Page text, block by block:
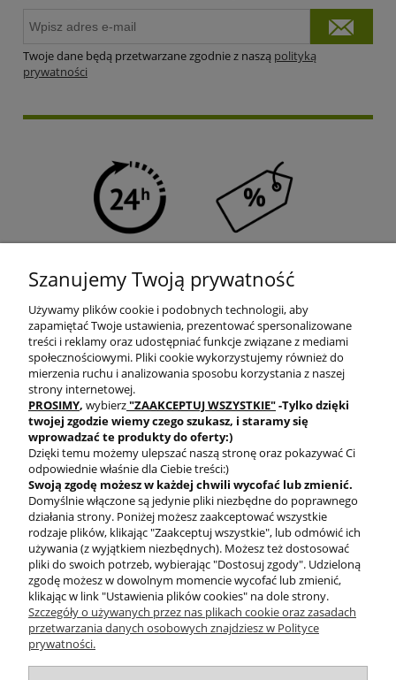
Twoje dane będą przetwarzane zgodnie z naszą polityką
prywatności
DARMOWA DOSTAWA PRODUKTY OD RĘKI
BEZPIECZNE
PŁATNOŚCI
O nas
Szanujemy Twoją prywatność
Używamy plików cookie i podobnych technologii, aby
zapamiętać Twoje ustawienia, prezentować spersonalizowane
treści i reklamy oraz udostępniać funkcje związane z mediami
społecznościowymi. Pliki cookie wykorzystujemy również do
mierzenia ruchu i analizowania sposobu korzystania z naszej
strony internetowej.
PROSIMY, wybierz"ZAAKCEPTUJ WSZYSTKIE"-Tylko dzięki
twojej zgodziewiemy czego szukasz, i staramy się
wprowadzać te produkty do oferty:)
Dzięki temu możemy ulepszać naszą stronę oraz pokazywać Ci
odpowiednie właśnie dla Ciebie treści:)
Swoją zgodę możesz w każdej chwili wycofać lub zmienić.
Domyślnie włączone są jedynie pliki niezbędne do poprawnego
działania strony. Poniżej możesz zaakceptować wszystkie
rodzaje plików, klikając "Zaakceptuj wszystkie", lub odmówić ich
używania (z wyjątkiem niezbędnych). Możesz też dostosować
pliki do swoich potrzeb, wybierając "Dostosuj zgody". Udzieloną
zgodę możesz w dowolnym momencie wycofać lub zmienić,
klikając w link "Ustawienia plików cookies" na dole strony.
Szczegóły o używanych przez nas plikach cookie oraz zasadach
przetwarzania danych osobowych znajdziesz w Polityce
prywatności.